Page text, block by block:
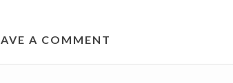
A COMMENT